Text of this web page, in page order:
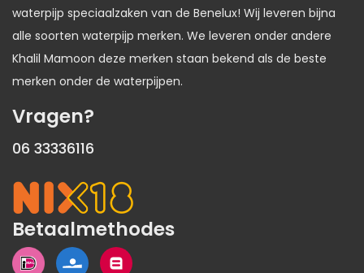
waterpijp speciaalzaken van de Benelux! Wij leveren bijna
alle soorten waterpijp merken. We leveren onder andere
Khalil Mamoon deze merken staan bekend als de beste
merken onder de waterpijpen.
Vragen?
06 33336116
Betaalmethodes